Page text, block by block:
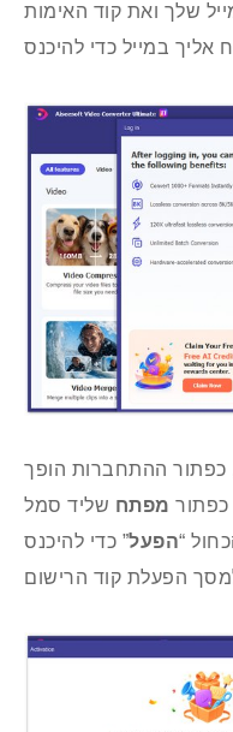
מחליף תאריך
שלך ואת קוד האימות
כפתור ההתחברות הופך
כפתור מפתח שליד סמל
“הפעל” כדי להיכנס